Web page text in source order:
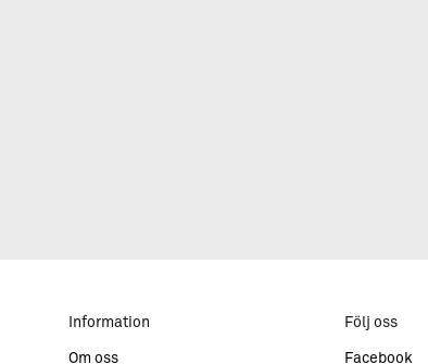
Information
Om oss
Följ oss
Facebook